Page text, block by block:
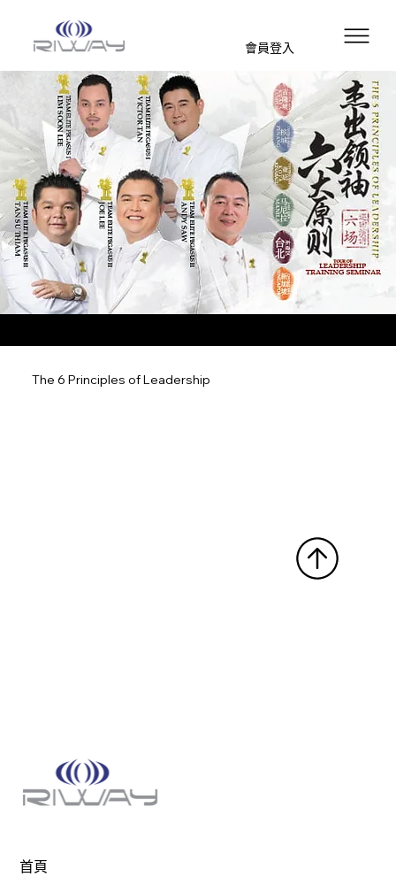
會員登入
The 6 Principles of Leadership
首頁